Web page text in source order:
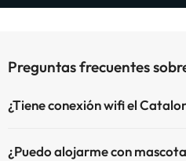
Preguntas frecuentes
¿Tiene conexión wifi el
¿Puedo alojarme con